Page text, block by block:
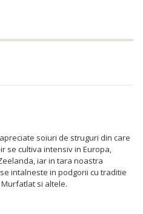
soiuri de struguri din care
se cultiva intensiv in Europa,
iar in tara noastra
intalneste in podgorii cu traditie
si altele.